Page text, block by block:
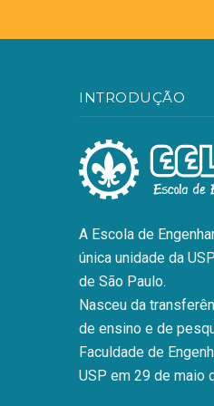
INTRODUÇÃO
A Escola de
única unidade da
de São Paulo.
Nasceu da
de ensino e de
Faculdade de
USP em 29 de maio